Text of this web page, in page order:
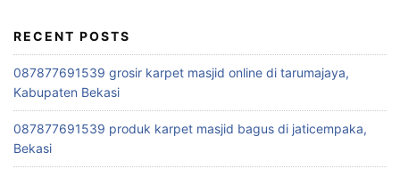
RECENT POSTS
087877691539 grosir karpet masjid online di tarumajaya,
Kabupaten Bekasi
087877691539 produk karpet masjid bagus di jaticempaka,
Bekasi